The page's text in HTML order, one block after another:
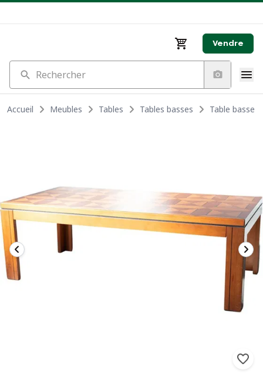
Vendre
Rechercher
Accueil Meubles Tables Tables basses Table basse